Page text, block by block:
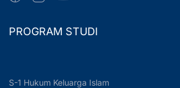
PROGRAM STUDI
S-1 Hukum Keluarga Islam